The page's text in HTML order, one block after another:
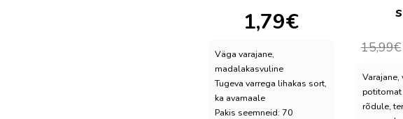
1,79€
Väga varajane,
madalakasvuline
Tugeva varrega lihakas sort,
ka avamaale
Pakis seemneid: 70
15,99€
Varajane,
potitomat
rõdule,